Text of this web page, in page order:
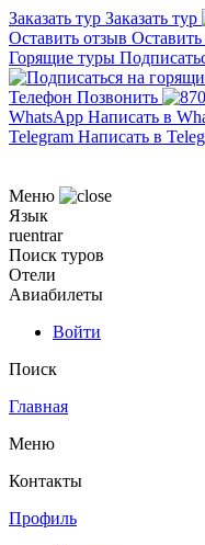
Заказать тур Заказать тур
Оставить отзыв Оставить
Горящие туры
Телефон Позвонить
WhatsApp Написать в
Telegram Написать в
Меню
Язык
ruentrar
Поиск туров
Отели
Авиабилеты
Войти
Поиск
Главная
Меню
Контакты
Профиль